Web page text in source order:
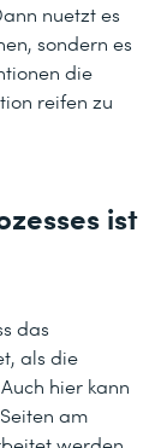
nuetzt es
sondern es
die
reifen zu
ist
das
als die
hier kann
am